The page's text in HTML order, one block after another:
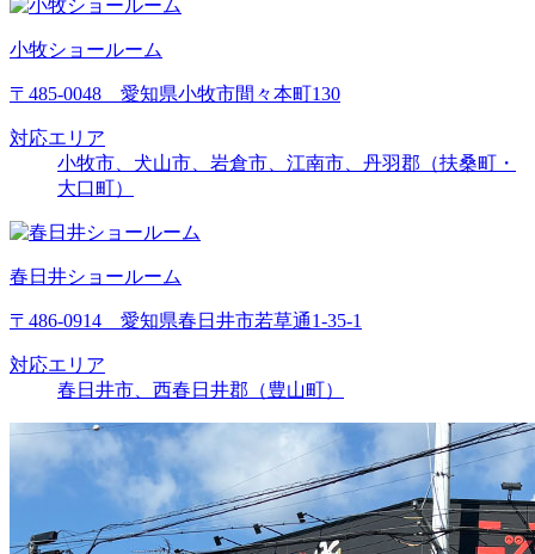
小牧ショールーム
〒485-0048 愛知県小牧市間々本町130
対応エリア
小牧市、犬山市、岩倉市、江南市、丹羽郡（扶桑町・
大口町）
春日井ショールーム
〒486-0914 愛知県春日井市若草通1-35-1
対応エリア
春日井市、西春日井郡（豊山町）